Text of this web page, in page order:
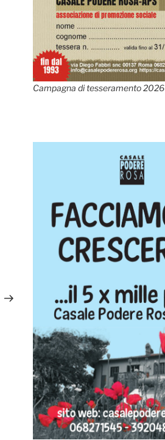
Campagna di tesseramento 2026